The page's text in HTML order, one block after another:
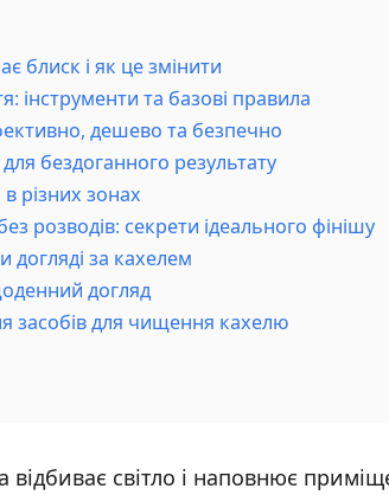
блиск і як це змінити
інструменти та базові правила
дешево та безпечно
бездоганного результату
різних зонах
розводів: секрети ідеального фінішу
догляді за кахелем
догляд
засобів для чищення кахелю
відбиває світло і наповнює